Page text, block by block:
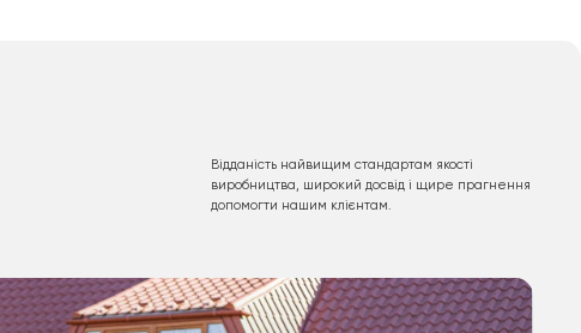
Відданість найвищим стандартам якості
виробництва, широкий досвід і щире прагнення
допомогти нашим клієнтам.